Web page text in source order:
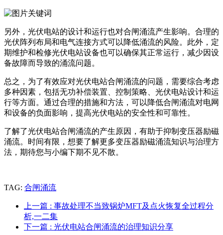
另外，光伏电站的设计和运行也对合闸涌流产生影响。合理的
光伏阵列布局和电气连接方式可以降低涌流的风险。此外，定
期维护和检修光伏电站设备也可以确保其正常运行，减少因设
备故障而导致的涌流问题。
总之，为了有效应对光伏电站合闸涌流的问题，需要综合考虑
多种因素，包括无功补偿装置、控制策略、光伏电站设计和运
行等方面。通过合理的措施和方法，可以降低合闸涌流对电网
和设备的负面影响，提高光伏电站的安全性和可靠性。
了解了光伏电站合闸涌流的产生原因，有助于抑制变压器励磁
涌流。时间有限，想要了解更多变压器励磁涌流知识与治理方
法，期待您与小编下期不见不散。
TAG: 合闸涌流
上一篇 : 事故处理不当致锅炉MFT及点火恢复全过程分
析,一二集
下一篇 : 光伏电站合闸涌流的治理知识分享